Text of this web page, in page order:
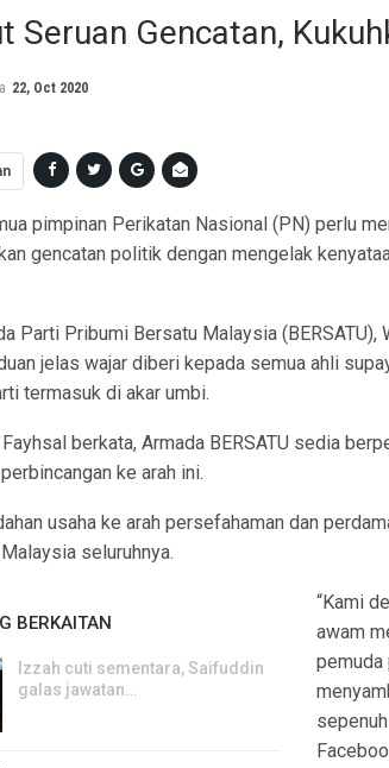
Seruan Gencatan,
22, Oct 2020
pimpinan Perikatan Nasional (PN) perlu
gencatan politik dengan mengelak
Parti Pribumi Bersatu Malaysia (BERSATU),
jelas wajar diberi kepada semua ahli
termasuk di akar umbi.
berkata, Armada BERSATU sedia
ke arah ini.
usaha ke arah persefahaman dan
seluruhnya.
BERKAITAN
Izzah cuti sementara, Saifuddin
galas jawatan…
“Kami
awam